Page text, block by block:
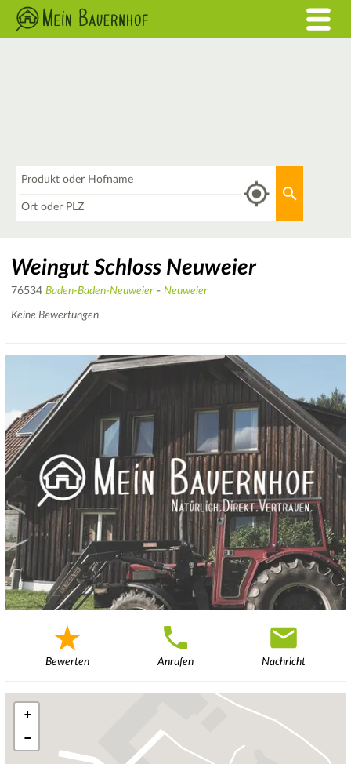
Weingut Schloss Neuweier
76534 Baden-Baden-Neuweier - Neuweier
Keine Bewertungen
Bewerten Anrufen Nachricht
+
−